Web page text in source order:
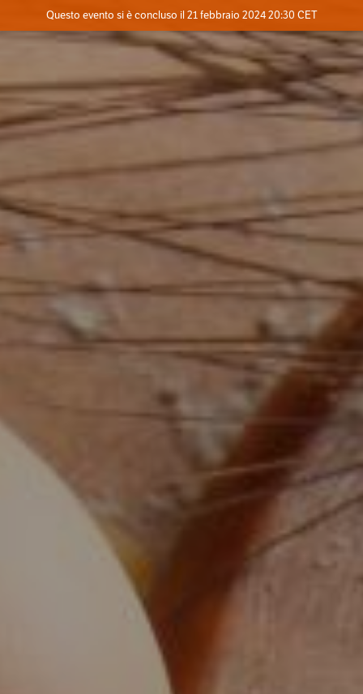
Dove
Contatta l'organizzatore
Questo evento si è concluso il 21 febbraio 2024 20:30 CET